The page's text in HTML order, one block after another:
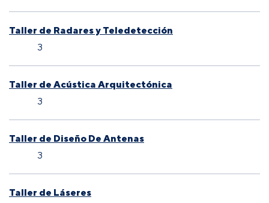
Taller de Radares y Teledetección
3
Taller de Acústica Arquitectónica
3
Taller de Diseño De Antenas
3
Taller de Láseres